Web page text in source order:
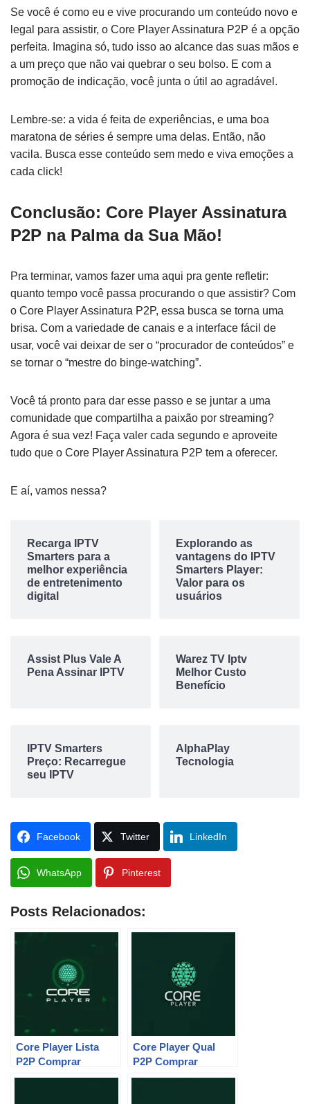
Se você é como eu e vive procurando um conteúdo novo e
legal para assistir, o Core Player Assinatura P2P é a opção
perfeita. Imagina só, tudo isso ao alcance das suas mãos e
a um preço que não vai quebrar o seu bolso. E com a
promoção de indicação, você junta o útil ao agradável.
Lembre-se: a vida é feita de experiências, e uma boa
maratona de séries é sempre uma delas. Então, não
vacila. Busca esse conteúdo sem medo e viva emoções a
cada click!
Conclusão: Core Player Assinatura
P2P na Palma da Sua Mão!
Pra terminar, vamos fazer uma aqui pra gente refletir:
quanto tempo você passa procurando o que assistir? Com
o Core Player Assinatura P2P, essa busca se torna uma
brisa. Com a variedade de canais e a interface fácil de
usar, você vai deixar de ser o “procurador de conteúdos” e
se tornar o “mestre do binge-watching”.
Você tá pronto para dar esse passo e se juntar a uma
comunidade que compartilha a paixão por streaming?
Agora é sua vez! Faça valer cada segundo e aproveite
tudo que o Core Player Assinatura P2P tem a oferecer.
E aí, vamos nessa?
Recarga IPTV
Smarters para a
melhor experiência
de entretenimento
digital
Explorando as
vantagens do IPTV
Smarters Player:
Valor para os
usuários
Assist Plus Vale A
Pena Assinar IPTV
Warez TV Iptv
Melhor Custo
Benefício
IPTV Smarters
Preço: Recarregue
seu IPTV
AlphaPlay
Tecnologia
Facebook Twitter LinkedIn
WhatsApp Pinterest
Posts Relacionados:
Core Player Lista
P2P Comprar
Core Player Qual
P2P Comprar